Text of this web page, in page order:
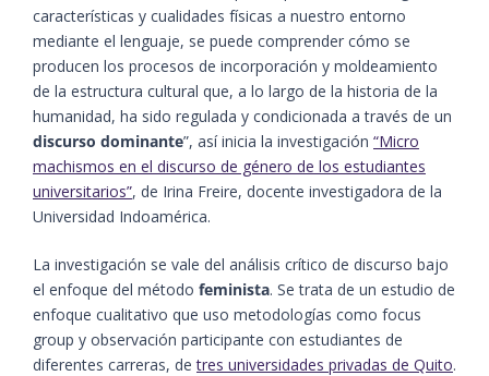
características y cualidades físicas a nuestro entorno
mediante el lenguaje, se puede comprender cómo se
producen los procesos de incorporación y moldeamiento
de la estructura cultural que, a lo largo de la historia de la
humanidad, ha sido regulada y condicionada a través de un
discurso dominante”, así inicia la investigación “Micro
machismos en el discurso de género de los estudiantes
universitarios”, de Irina Freire, docente investigadora de la
Universidad Indoamérica.
La investigación se vale del análisis crítico de discurso bajo
el enfoque del método feminista. Se trata de un estudio de
enfoque cualitativo que uso metodologías como focus
group y observación participante con estudiantes de
diferentes carreras, detres universidades privadas de Quito.